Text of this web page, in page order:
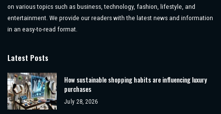
on various topics such as business, technology, fashion, lifestyle, and
entertainment. We provide our readers with the latest news and information
in an easy-to-read format.
Latest Posts
How sustainable shopping habits are influencing luxury
purchases
July 28, 2026